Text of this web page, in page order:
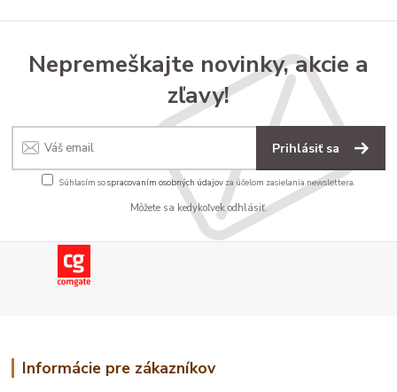
Nepremeškajte novinky, akcie a
zľavy!
Prihlásiť sa
Súhlasím sospracovaním osobných údajov za účelom zasielania newslettera.
Môžete sa kedykoľvek odhlásiť.
Informácie pre zákazníkov